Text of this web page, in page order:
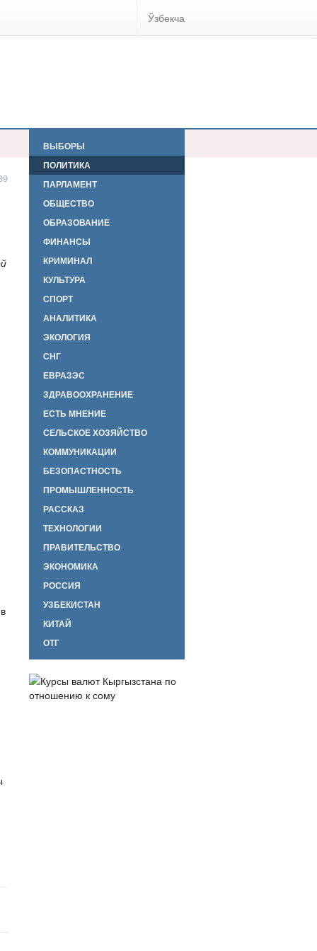
Ўзбекча
ВЫБОРЫ
ПОЛИТИКА
ПАРЛАМЕНТ
ОБЩЕСТВО
ОБРАЗОВАНИЕ
ФИНАНСЫ
КРИМИНАЛ
КУЛЬТУРА
СПОРТ
АНАЛИТИКА
ЭКОЛОГИЯ
СНГ
ЕВРАЗЭС
ЗДРАВООХРАНЕНИЕ
ЕСТЬ МНЕНИЕ
СЕЛЬСКОЕ ХОЗЯЙСТВО
КОММУНИКАЦИИ
БЕЗОПАСТНОСТЬ
ПРОМЫШЛЕННОСТЬ
РАССКАЗ
ТЕХНОЛОГИИ
ПРАВИТЕЛЬСТВО
ЭКОНОМИКА
РОССИЯ
УЗБЕКИСТАН
КИТАЙ
ОТГ